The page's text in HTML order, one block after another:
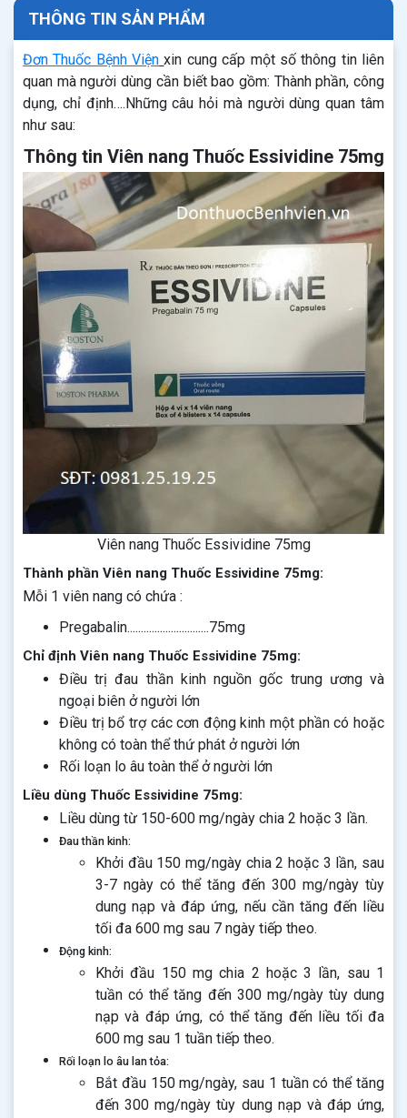
THÔNG TIN SẢN PHẨM
Đơn Thuốc Bệnh Viện xin cung cấp một số thông tin liên
quan mà người dùng cần biết bao gồm: Thành phần, công
dụng, chỉ định….Những câu hỏi mà người dùng quan tâm
như sau:
Thông tin Viên nang Thuốc Essividine 75mg
Viên nang Thuốc Essividine 75mg
Thành phần Viên nang Thuốc Essividine 75mg:
Mỗi 1 viên nang có chứa :
Pregabalin..............................75mg
Chỉ định Viên nang Thuốc Essividine 75mg:
Điều trị đau thần kinh nguồn gốc trung ương và
ngoại biên ở người lớn
Điều trị bổ trợ các cơn động kinh một phần có hoặc
không có toàn thể thứ phát ở người lớn
Rối loạn lo âu toàn thể ở người lớn
Liều dùng Thuốc Essividine 75mg:
Liều dùng từ 150-600 mg/ngày chia 2 hoặc 3 lần.
Đau thần kinh:
Khởi đầu 150 mg/ngày chia 2 hoặc 3 lần, sau
3-7 ngày có thể tăng đến 300 mg/ngày tùy
dung nạp và đáp ứng, nếu cần tăng đến liều
tối đa 600 mg sau 7 ngày tiếp theo.
Động kinh:
Khởi đầu 150 mg chia 2 hoặc 3 lần, sau 1
tuần có thể tăng đến 300 mg/ngày tùy dung
nạp và đáp ứng, có thể tăng đến liều tối đa
600 mg sau 1 tuần tiếp theo.
Rối loạn lo âu lan tỏa:
Bắt đầu 150 mg/ngày, sau 1 tuần có thể tăng
đến 300 mg/ngày tùy dung nạp và đáp ứng,